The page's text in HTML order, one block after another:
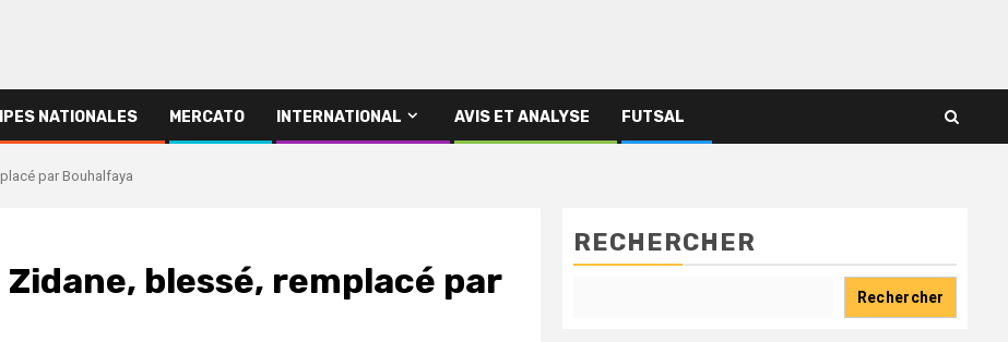
NATIONALES MERCATO INTERNATIONAL AVIS ET ANALYSE FUTSAL
par Bouhalfaya
blessé, remplacé par
RECHERCHER
Rechercher